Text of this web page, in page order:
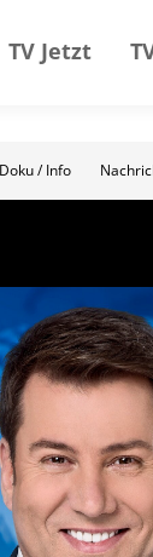
TV Jetzt
Doku / Info